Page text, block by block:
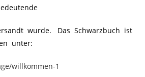
wurde. Das Schwarzbuch ist
unter:
willkommen-1